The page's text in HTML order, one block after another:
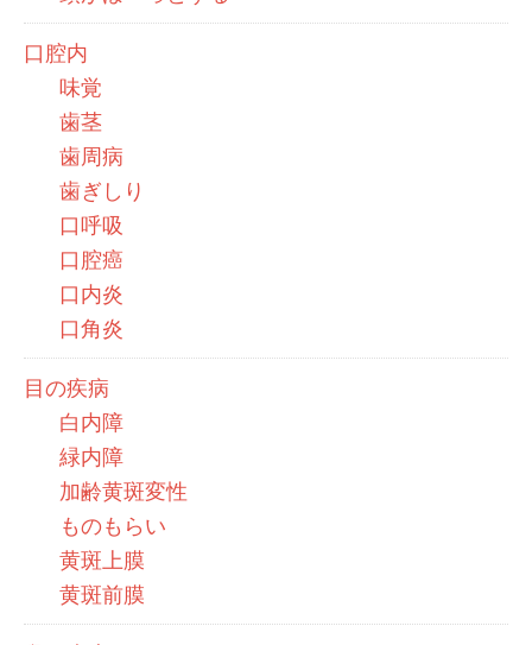
口腔内
味覚
歯茎
歯周病
歯ぎしり
口呼吸
口腔癌
口内炎
口角炎
目の疾病
白内障
緑内障
加齢黄斑変性
ものもらい
黄斑上膜
黄斑前膜